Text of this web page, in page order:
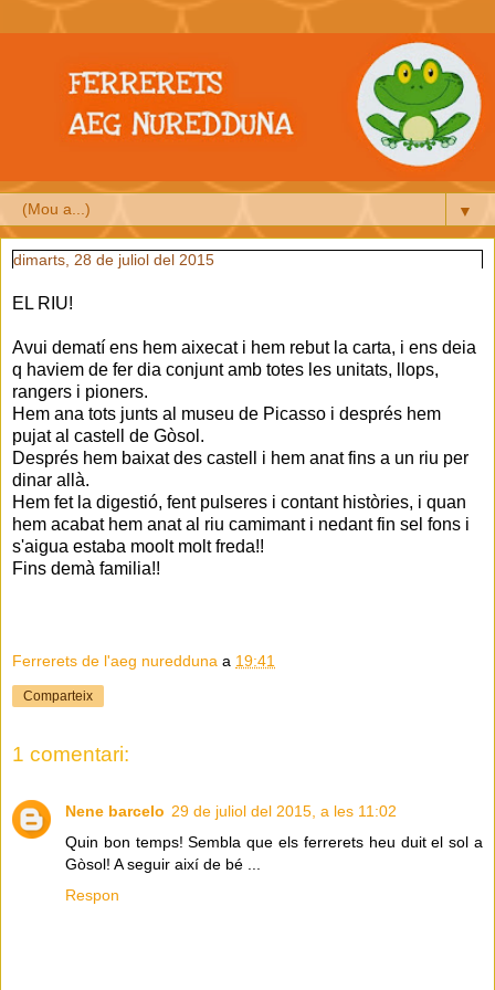
▼
dimarts, 28 de juliol del 2015
EL RIU!
Avui dematí ens hem aixecat i hem rebut la carta, i ens deia
q haviem de fer dia conjunt amb totes les unitats, llops,
rangers i pioners.
Hem ana tots junts al museu de Picasso i després hem
pujat al castell de Gòsol.
Després hem baixat des castell i hem anat fins a un riu per
dinar allà.
Hem fet la digestió, fent pulseres i contant històries, i quan
hem acabat hem anat al riu camimant i nedant fin sel fons i
s'aigua estaba moolt molt freda!!
Fins demà familia!!
Ferrerets de l'aeg nuredduna a 19:41
Comparteix
1 comentari:
Nene barcelo 29 de juliol del 2015, a les 11:02
Quin bon temps! Sembla que els ferrerets heu duit el sol a
Gòsol! A seguir així de bé ...
Respon